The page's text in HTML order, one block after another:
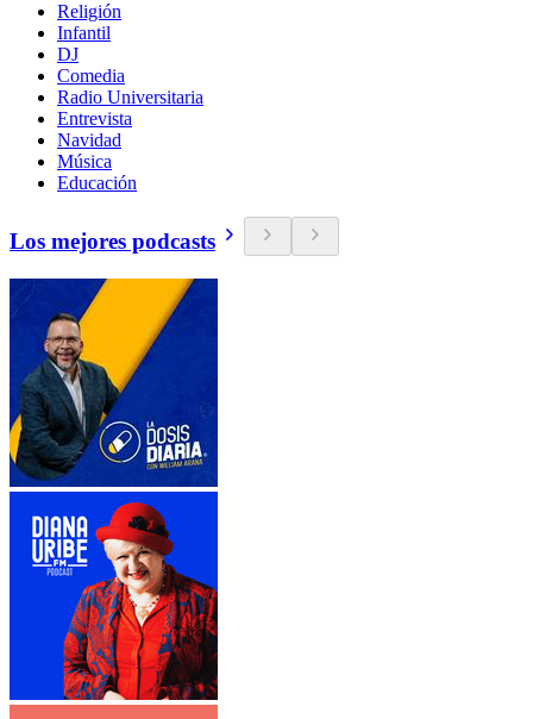
Religión
Infantil
DJ
Comedia
Radio Universitaria
Entrevista
Navidad
Música
Educación
Los mejores podcasts